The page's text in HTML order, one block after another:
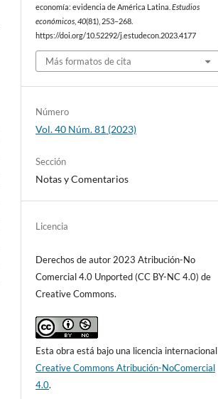
economía: evidencia de América Latina.Estudios
económicos ,40(81), 253–268.
https://doi.org/10.52292/j.estudecon.2023.4177
Más formatos de cita
Número
Vol. 40 Núm. 81 (2023)
Sección
Notas y Comentarios
Licencia
Derechos de autor 2023 Atribución-No
Comercial 4.0 Unported (CC BY-NC 4.0) de
Creative Commons.
Esta obra está bajo una licencia internacional
Creative Commons Atribución-NoComercial
4.0.